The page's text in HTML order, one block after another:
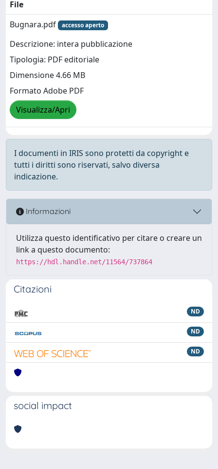
File
Bugnara.pdf
accesso aperto
Descrizione: intera pubblicazione
Tipologia: PDF editoriale
Dimensione 4.66 MB
Formato Adobe PDF
Visualizza/Apri
I documenti in IRIS sono protetti da copyright e
tutti i diritti sono riservati, salvo diversa
indicazione.
Informazioni
Utilizza questo identificativo per citare o creare un
link a questo documento:
https://hdl.handle.net/11564/737864
Citazioni
ND
ND
ND
social impact